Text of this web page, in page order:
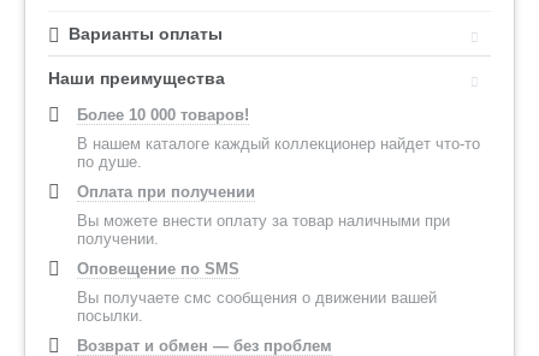
Варианты оплаты
Наши преимущества
Более 10 000 товаров!
В нашем каталоге каждый коллекционер найдет что-то
по душе.
Оплата при получении
Вы можете внести оплату за товар наличными при
получении.
Оповещение по SMS
Вы получаете смс сообщения о движении вашей
посылки.
Возврат и обмен — без проблем